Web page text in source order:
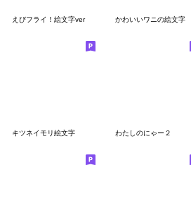
えびフライ！絵文字ver かわいいワニの絵文字
キツネイモリ絵文字 わたしのにゃー２